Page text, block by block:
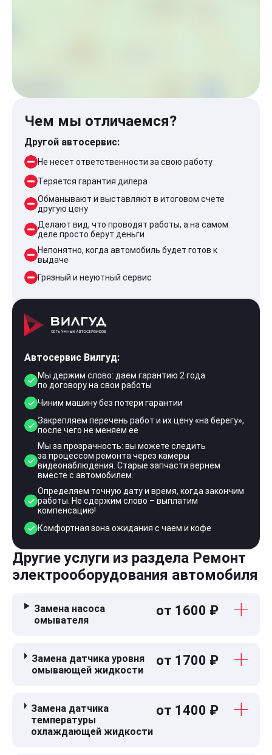
Чем мы отличаемся?
Другой автосервис:
Не несет ответственности за свою работу
Теряется гарантия дилера
Обманывают и выставляют в итоговом счете
другую цену
Делают вид, что проводят работы, а на самом
деле просто берут деньги
Непонятно, когда автомобиль будет готов к
выдаче
Грязный и неуютный сервис
Автосервис Вилгуд:
Мы держим слово: даем гарантию 2 года
по договору на свои работы
Чиним машину без потери гарантии
Закрепляем перечень работ и их цену «на берегу»,
после чего не меняем ее
Мы за прозрачность: вы можете следить
за процессом ремонта через камеры
видеонаблюдения. Старые запчасти вернем
вместе с автомобилем.
Определяем точную дату и время, когда закончим
работы. Не сдержим слово – выплатим
компенсацию!
Комфортная зона ожидания с чаем и кофе
Другие услуги из раздела Ремонт
электрооборудования автомобиля
Замена насоса
омывателя
от 1600 ₽
Замена датчика уровня
омывающей жидкости
от 1700 ₽
Замена датчика
температуры
охлаждающей жидкости
от 1400 ₽